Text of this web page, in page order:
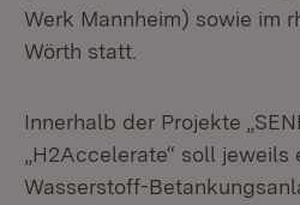
Werk Mannheim) sowie im
Wörth statt.
Innerhalb der Projekte
„H2Accelerate“ soll
Wasserstoff-